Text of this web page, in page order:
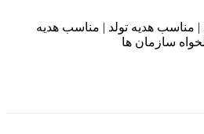
| مناسب هدیه تولد | مناسب هدیه
سازمان ها